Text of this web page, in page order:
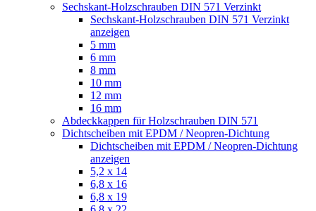
Sechskant-Holzschrauben DIN 571 Verzinkt
Sechskant-Holzschrauben DIN 571 Verzinkt
anzeigen
5 mm
6 mm
8 mm
10 mm
12 mm
16 mm
Abdeckkappen für Holzschrauben DIN 571
Dichtscheiben mit EPDM / Neopren-Dichtung
Dichtscheiben mit EPDM / Neopren-Dichtung
anzeigen
5,2 x 14
6,8 x 16
6,8 x 19